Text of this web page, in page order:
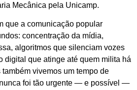
Mecânica pela Unicamp.
que a comunicação popular
concentração da mídia,
algoritmos que silenciam vozes
digital que atinge até quem milita há
também vivemos um tempo de
foi tão urgente — e possível —